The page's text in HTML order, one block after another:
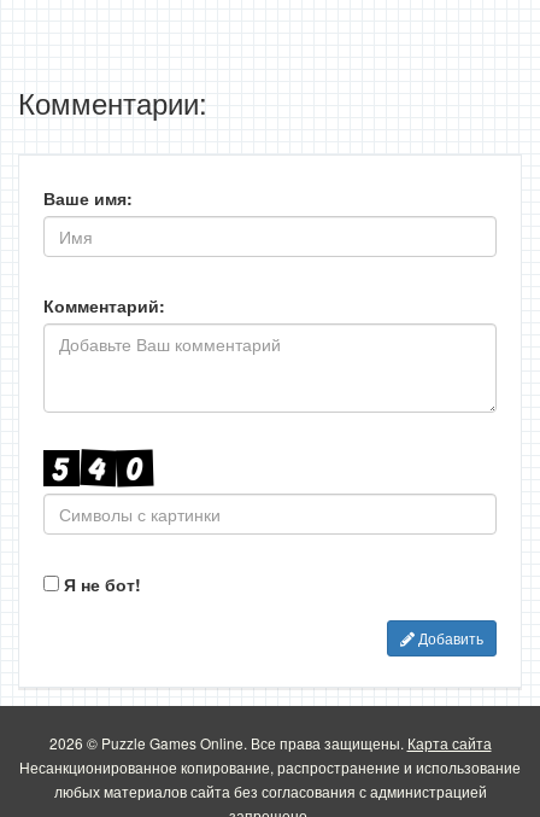
Комментарии:
Ваше имя:
Комментарий:
Я не бот!
Добавить
2026 © Puzzle Games Online. Все права защищены. Карта сайта
Несанкционированное копирование, распространение и использование
любых материалов сайта без согласования с администрацией